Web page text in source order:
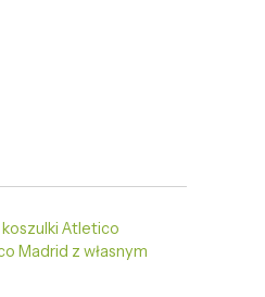
koszulki Atletico
Madrid z własnym